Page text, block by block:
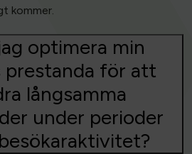
kommer.
optimera min
prestanda för att
långsamma
under perioder